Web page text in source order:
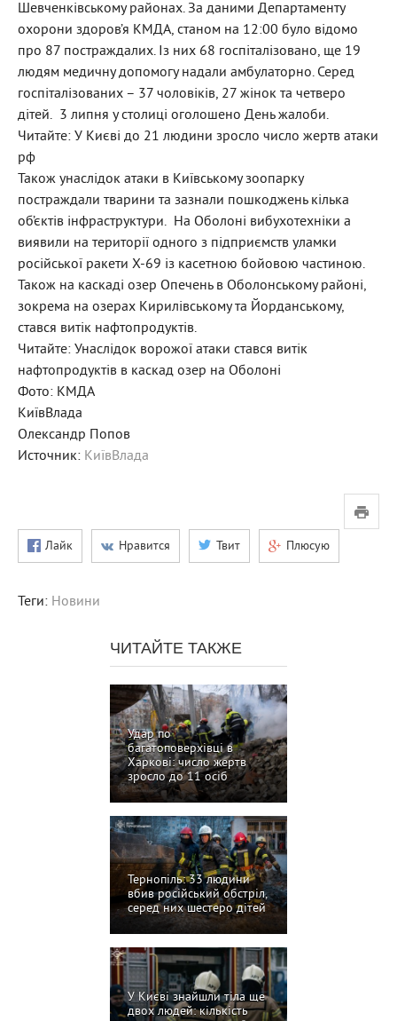
Шевченківському районах. За даними Департаменту
охорони здоров’я КМДА, станом на 12:00 було відомо
про 87 постраждалих. Із них 68 госпіталізовано, ще 19
людям медичну допомогу надали амбулаторно. Серед
госпіталізованих – 37 чоловіків, 27 жінок та четверо
дітей. 3 липня у столиці оголошено День жалоби.
Читайте: У Києві до 21 людини зросло число жертв атаки
рф
Також унаслідок атаки в Київському зоопарку
постраждали тварини та зазнали пошкоджень кілька
об’єктів інфраструктури. На Оболоні вибухотехніки а
виявили на території одного з підприємств уламки
російської ракети Х-69 із касетною бойовою частиною.
Також на каскаді озер Опечень в Оболонському районі,
зокрема на озерах Кирилівському та Йорданському,
стався витік нафтопродуктів.
Читайте: Унаслідок ворожої атаки стався витік
нафтопродуктів в каскад озер на Оболоні
Фото: КМДА
КиївВлада
Олександр Попов
Источник: КиївВлада
Лайк Нравится Твит Плюсую
Теги: Новини
ЧИТАЙТЕ ТАКЖЕ
Удар по
багатоповерхівці в
Харкові: число жертв
зросло до 11 осіб
Тернопіль: 33 людини
вбив російський обстріл,
серед них шестеро дітей
У Києві знайшли тіла ще
двох людей: кількість